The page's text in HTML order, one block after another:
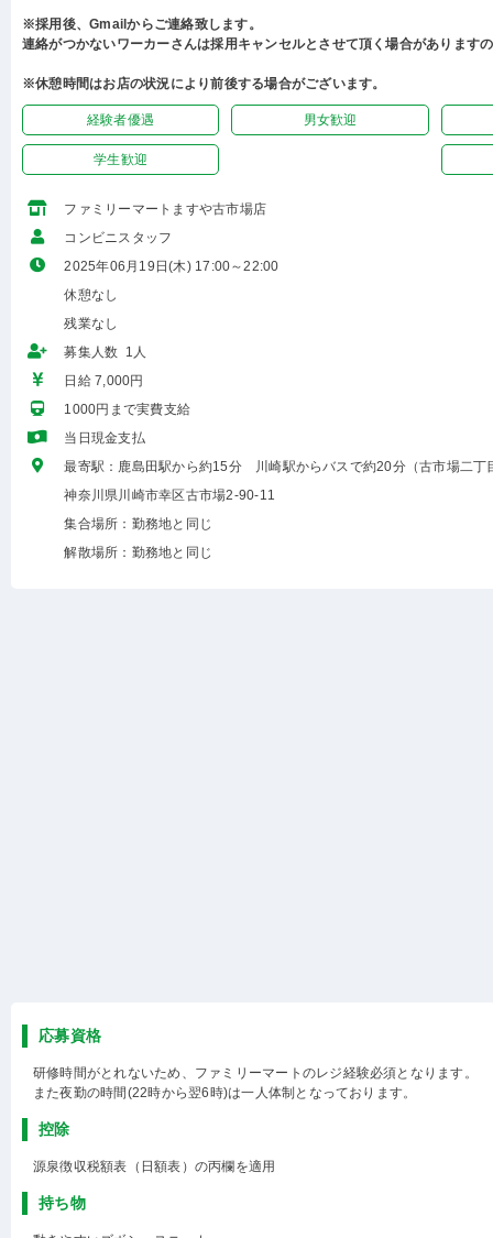
※採用後、Gmailからご連絡致します。
連絡がつかないワーカーさんは採用キャンセルとさせて頂く場合があります
※休憩時間はお店の状況により前後する場合がございます。
経験者優遇 男女歓迎
学生歓迎
ファミリーマートますや古市場店
コンビニスタッフ
2025年06月19日(木) 17:00～22:00
休憩なし
残業なし
募集人数 1人
日給 7,000円
1000円まで実費支給
当日現金支払
最寄駅：鹿島田駅から約15分 川崎駅からバスで約20分（古市場二丁
神奈川県川崎市幸区古市場2-90-11
集合場所：勤務地と同じ
解散場所：勤務地と同じ
応募資格
研修時間がとれないため、ファミリーマートのレジ経験必須となります。
また夜勤の時間(22時から翌6時)は一人体制となっております。
控除
源泉徴収税額表（日額表）の丙欄を適用
持ち物